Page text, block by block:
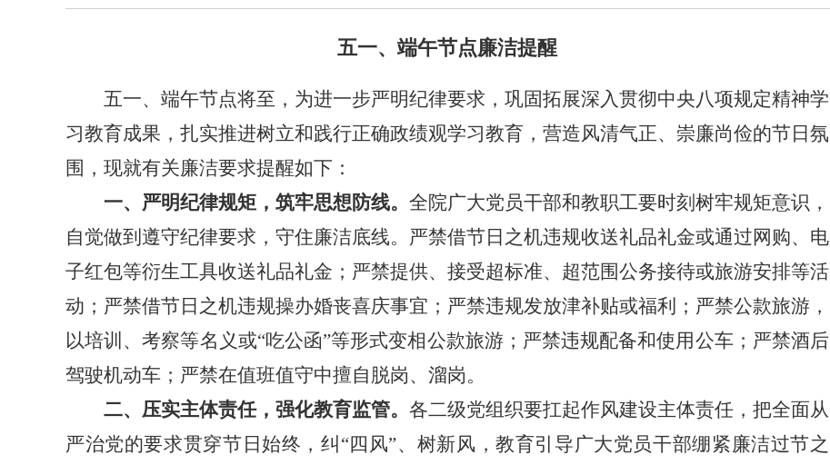
五一、端午节点廉洁提醒
五一、端午节点将至，为进一步严明纪律要求，巩固拓展深入贯彻中央八项规定精神学
习教育成果，扎实推进树立和践行正确政绩观学习教育，营造风清气正、崇廉尚俭的节日氛
围，现就有关廉洁要求提醒如下：
一、严明纪律规矩，筑牢思想防线。 全院广大党员干部和教职工要时刻树牢规矩意识，
自觉做到遵守纪律要求，守住廉洁底线。严禁借节日之机违规收送礼品礼金或通过网购、电
子红包等衍生工具收送礼品礼金；严禁提供、接受超标准、超范围公务接待或旅游安排等活
动；严禁借节日之机违规操办婚丧喜庆事宜；严禁违规发放津补贴或福利；严禁公款旅游，
以培训、考察等名义或“吃公函”等形式变相公款旅游；严禁违规配备和使用公车；严禁酒后
驾驶机动车；严禁在值班值守中擅自脱岗、溜岗。
二、压实主体责任，强化教育监管。 各二级党组织要扛起作风建设主体责任，把全面从
严治党的要求贯穿节日始终，纠“四风”、树新风，教育引导广大党员干部绷紧廉洁过节之